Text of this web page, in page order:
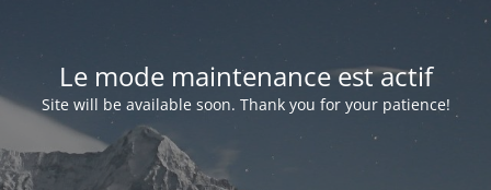
Le mode maintenance est actif
Site will be available soon. Thank you for your patience!